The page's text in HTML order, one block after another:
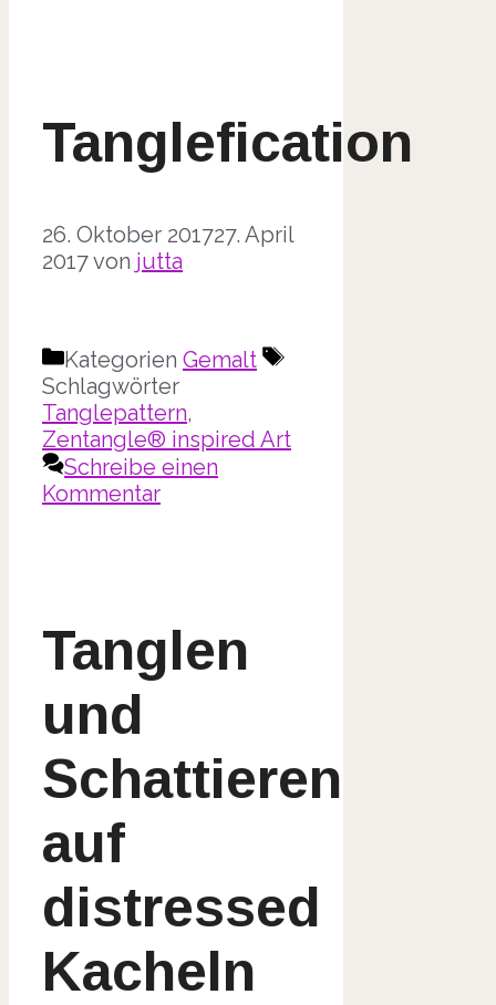
Tanglefication
26. Oktober 201727. April
2017von jutta
Kategorien Gemalt
Schlagwörter
Tanglepattern,
Zentangle® inspired Art
Schreibe einen
Kommentar
Tanglen
und
Schattieren
auf
distressed
Kacheln